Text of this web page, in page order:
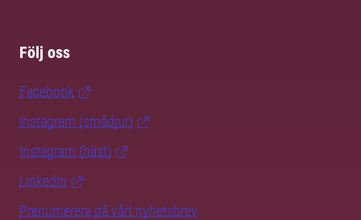
Följ oss
Facebook
Instagram (smådjur)
Instagram (häst)
LinkedIn
Prenumerera på vårt nyhetsbrev